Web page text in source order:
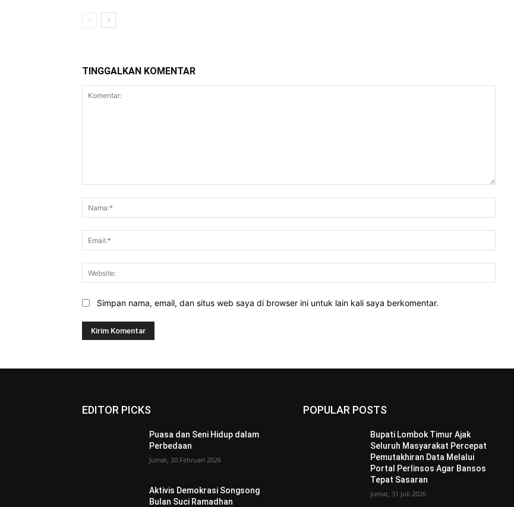
TINGGALKAN KOMENTAR
Simpan nama, email, dan situs web saya di browser ini untuk lain kali saya berkomentar.
EDITOR PICKS
Puasa dan Seni Hidup dalam
Perbedaan
Jumat, 20 Februari 2026
Aktivis Demokrasi Songsong
Bulan Suci Ramadhan
POPULAR POSTS
Bupati Lombok Timur Ajak
Seluruh Masyarakat Percepat
Pemutakhiran Data Melalui
Portal Perlinsos Agar Bansos
Tepat Sasaran
Jumat, 31 Juli 2026